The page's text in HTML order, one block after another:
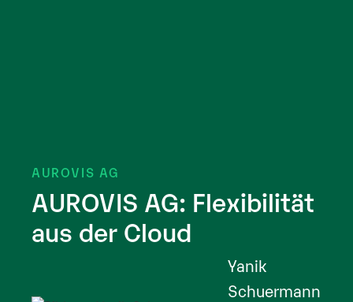
AUROVIS AG
AUROVIS AG: Flexibilität
aus der Cloud
Yanik
Schuermann